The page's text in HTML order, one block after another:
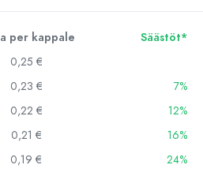
per kappale
Säästöt*
0,25 €
0,23 €
7%
0,22 €
12%
0,21 €
16%
0,19 €
24%